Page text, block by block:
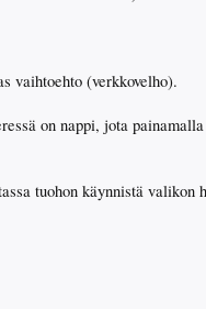
vaihtoehto (verkkovelho).
on nappi, jota
tuohon käynnistä valikon